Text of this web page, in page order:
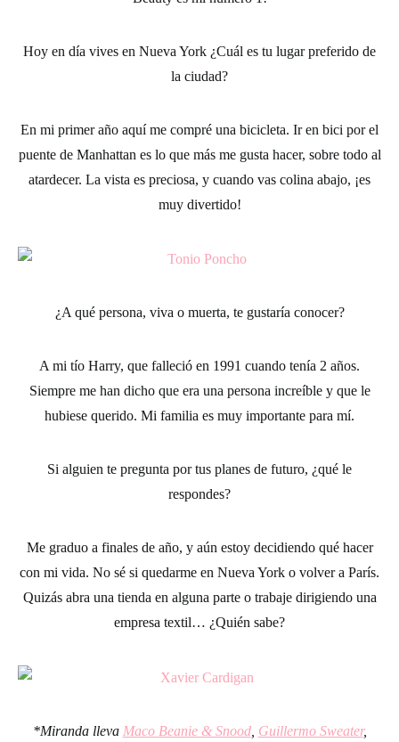
Hoy en día vives en Nueva York ¿Cuál es tu lugar preferido de
la ciudad?
En mi primer año aquí me compré una bicicleta. Ir en bici por el
puente de Manhattan es lo que más me gusta hacer, sobre todo al
atardecer. La vista es preciosa, y cuando vas colina abajo, ¡es
muy divertido!
¿A qué persona, viva o muerta, te gustaría conocer?
A mi tío Harry, que falleció en 1991 cuando tenía 2 años.
Siempre me han dicho que era una persona increíble y que le
hubiese querido. Mi familia es muy importante para mí.
Si alguien te pregunta por tus planes de futuro, ¿qué le
respondes?
Me graduo a finales de año, y aún estoy decidiendo qué hacer
con mi vida. No sé si quedarme en Nueva York o volver a París.
Quizás abra una tienda en alguna parte o trabaje dirigiendo una
empresa textil… ¿Quién sabe?
*Miranda lleva Maco Beanie & Snood, Guillermo Sweater,